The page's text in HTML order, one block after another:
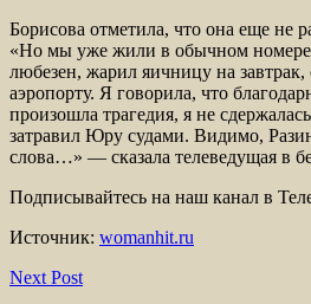
Борисова отметила, что она еще не
«Но мы уже жили в обычном
любезен, жарил яичницу на
аэропорту. Я говорила, что
произошла трагедия, я не
затравил Юру судами. Видимо,
слова…» — сказала телеведущая в
Подписывайтесь на наш канал в
Источник: womanhit.ru
Next Post